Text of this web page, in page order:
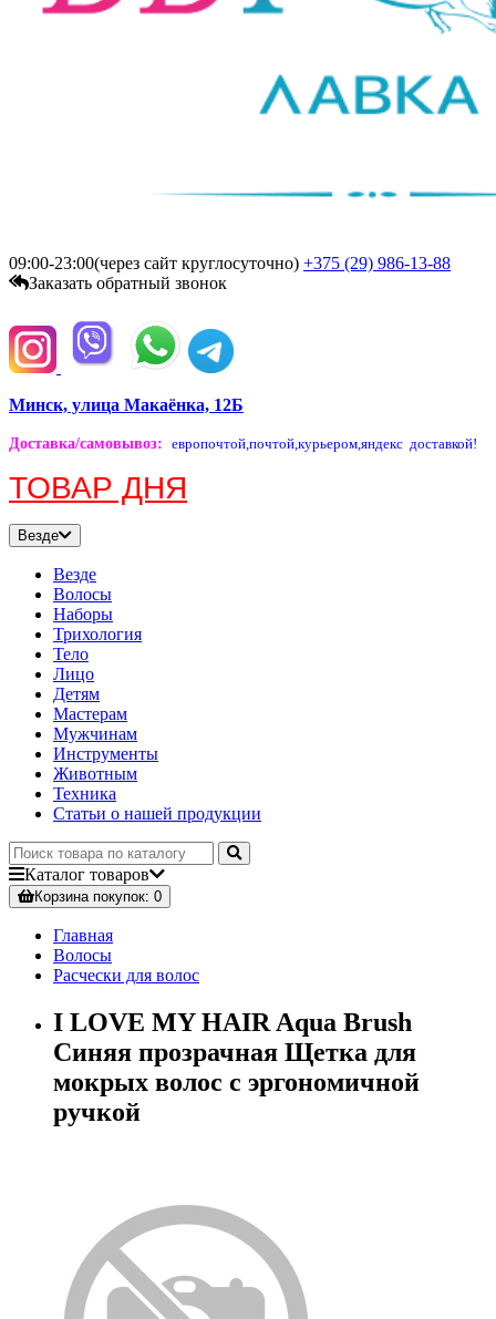
09:00-23:00(через сайт круглосуточно) +375 (29) 986-13-88
Заказать обратный звонок
Минск, улица Макаёнка, 12Б
Доставка/самовывоз: европочтой,почтой,курьером,яндекс доставкой!
ТОВАР ДНЯ
Везде
Везде
Волосы
Наборы
Трихология
Тело
Лицо
Детям
Мастерам
Мужчинам
Инструменты
Животным
Техника
Статьи о нашей продукции
Каталог товаров
Корзинапокупок: 0
Главная
Волосы
Расчески для волос
I LOVE MY HAIR Aqua Brush
Синяя прозрачная Щетка для
мокрых волос с эргономичной
ручкой